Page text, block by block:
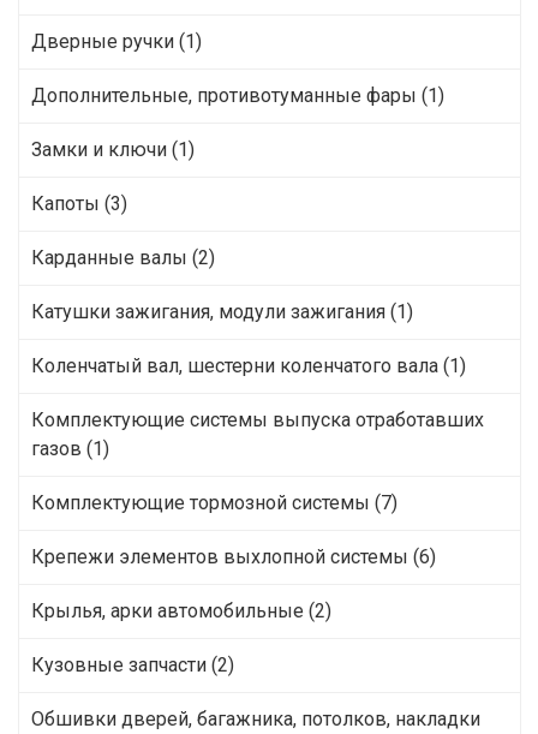
Дверные ручки (1)
Дополнительные, противотуманные фары (1)
Замки и ключи (1)
Капоты (3)
Карданные валы (2)
Катушки зажигания, модули зажигания (1)
Коленчатый вал, шестерни коленчатого вала (1)
Комплектующие системы выпуска отработавших
газов (1)
Комплектующие тормозной системы (7)
Крепежи элементов выхлопной системы (6)
Крылья, арки автомобильные (2)
Кузовные запчасти (2)
Обшивки дверей, багажника, потолков, накладки